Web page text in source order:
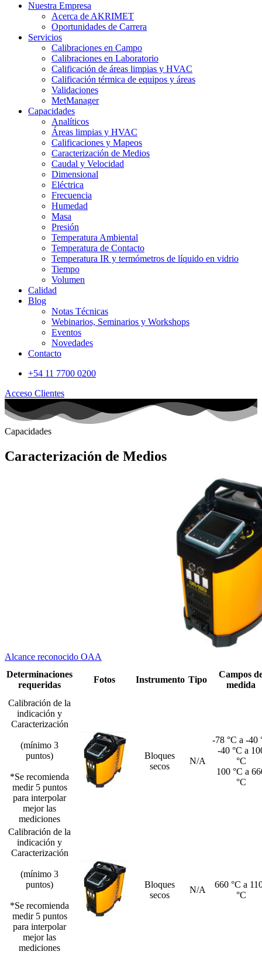
Nuestra Empresa
Acerca de AKRIMET
Oportunidades de Carrera
Servicios
Calibraciones en Campo
Calibraciones en Laboratorio
Calificación de áreas limpias y HVAC
Calificación térmica de equipos y áreas
Validaciones
MetManager
Capacidades
Analíticos
Áreas limpias y HVAC
Calificaciones y Mapeos
Caracterización de Medios
Caudal y Velocidad
Dimensional
Eléctrica
Frecuencia
Humedad
Masa
Presión
Temperatura Ambiental
Temperatura de Contacto
Temperatura IR y termómetros de líquido en vidrio
Tiempo
Volumen
Calidad
Blog
Notas Técnicas
Webinarios, Seminarios y Workshops
Eventos
Novedades
Contacto
+54 11 7700 0200
Acceso Clientes
Capacidades
Caracterización de Medios
Alcance reconocido OAA
Determinaciones
requeridas
Fotos Instrumento Tipo
Campos
medida
Calibración de la
indicación y
Caracterización
(mínimo 3
puntos)
*Se recomienda
medir 5 puntos
para interpolar
mejor las
mediciones
Bloques
secos
N/A
-78 °C a -40
-40 °C a
°C
100 °C a
°C
Calibración de la
indicación y
Caracterización
(mínimo 3
puntos)
*Se recomienda
medir 5 puntos
para interpolar
mejor las
mediciones
Bloques
secos
N/A
660 °C a
°C